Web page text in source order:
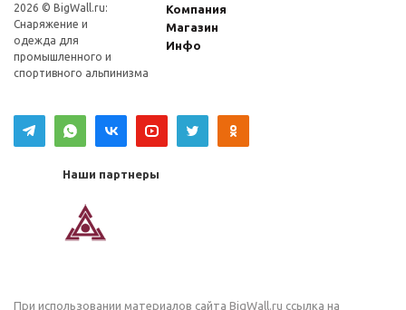
2026 © BigWall.ru:
Снаряжение и
одежда для
промышленного и
спортивного альпинизма
Компания
Магазин
Инфо
Наши партнеры
При использовании материалов сайта BigWall.ru ссылка на